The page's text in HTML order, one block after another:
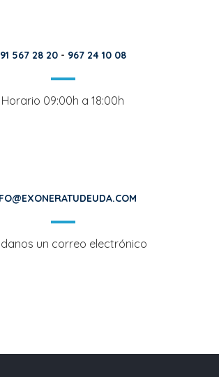
91 567 28 20- 967 24 10 08
Horario 09:00h a 18:00h
un correo electrónico